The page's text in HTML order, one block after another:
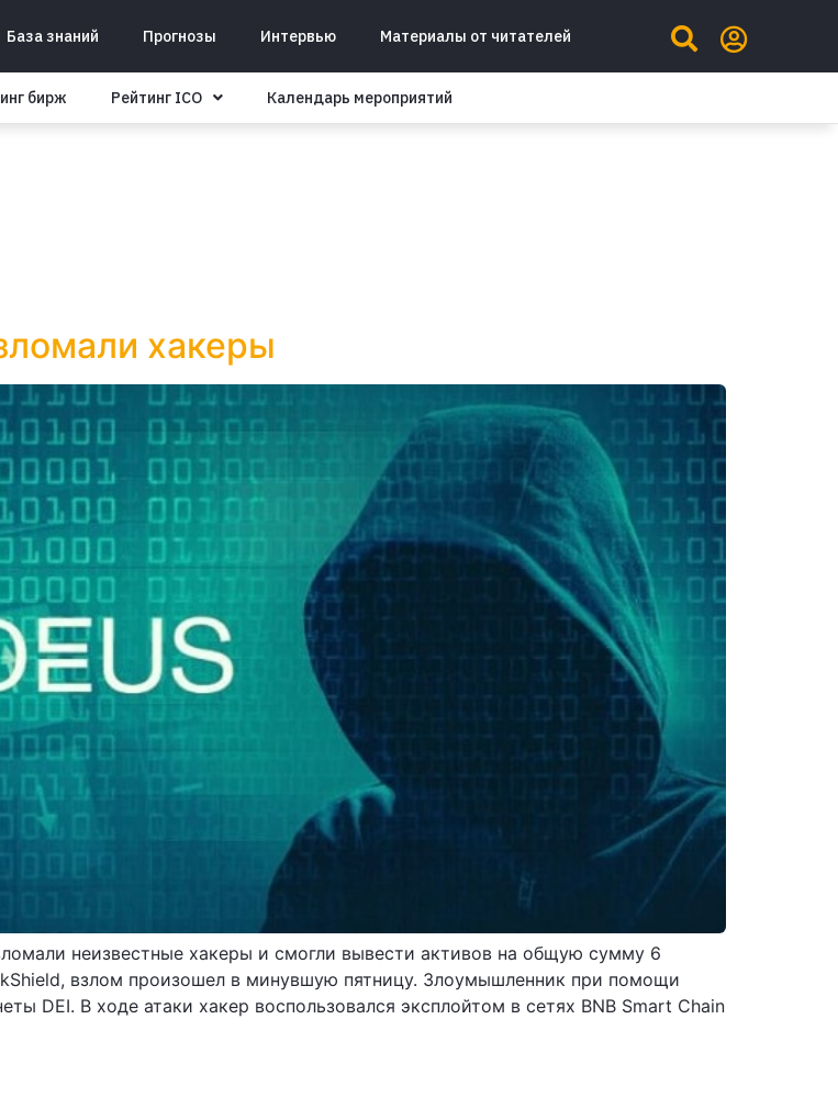
База знаний Прогнозы Интервью Материалы от читателей
бирж Рейтинг ICO Календарь мероприятий
хакеры
неизвестные хакеры и смогли вывести активов на общую сумму 6
взлом произошел в минувшую пятницу. Злоумышленник при помощи
DEI. В ходе атаки хакер воспользовался эксплойтом в сетях BNB Smart Chain